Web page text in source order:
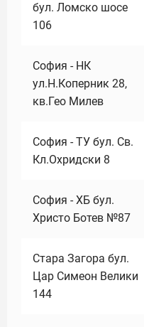
бул. Ломско шосе
106
София - НК
ул.Н.Коперник 28,
кв.Гео Милев
София - ТУ бул. Св.
Кл.Охридски 8
София - ХБ бул.
Христо Ботев №87
Стара Загора бул.
Цар Симеон Велики
144